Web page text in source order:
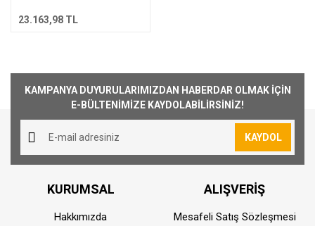
23.163,98 TL
KAMPANYA DUYURULARIMIZDAN HABERDAR OLMAK İÇİN
E-BÜLTENİMİZE KAYDOLABİLİRSİNİZ!
KAYDOL
KURUMSAL
Hakkımızda
ALIŞVERİŞ
Mesafeli Satış Sözleşmesi